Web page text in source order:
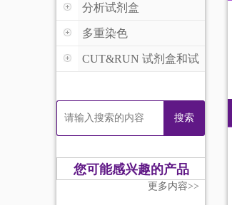
饰
分析试剂盒
多重染色
CUT&RUN 试剂盒和试
搜索
您可能感兴趣的产品
更多内容>>